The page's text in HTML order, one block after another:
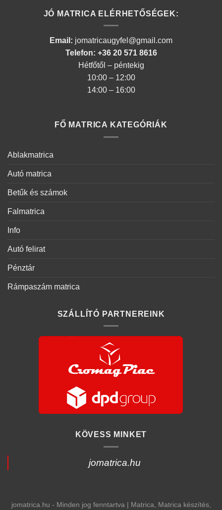
JÓ MATRICA ELÉRHETŐSÉGEK:
Email: jomatricaugyfel@gmail.com
Telefon: +36 20 571 8616
Hétfőtől – péntekig
10:00 – 12:00
14:00 – 16:00
FŐ MATRICA KATEGÓRIÁK
Ablakmatrica
Autó matrica
Betűk és számok
Falmatrica
Info
Autó felirat
Pénztár
Rámpaszám matrica
SZÁLLÍTÓ PARTNEREINK
KÖVESS MINKET
jomatrica.hu
jomatrica.hu - Minden jog fenntartva | Matrica, Matrica készítés,